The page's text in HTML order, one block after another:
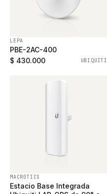
LEPA
PBE-2AC-400
$ 430.000
UBIQUITI
MACROTICS
Estacio Base Integrada